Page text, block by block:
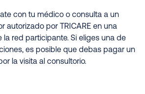
con tu médico o consulta a un
autorizado por TRICARE en una
la red participante. Si eliges una de
es posible que debas pagar un
la visita al consultorio.